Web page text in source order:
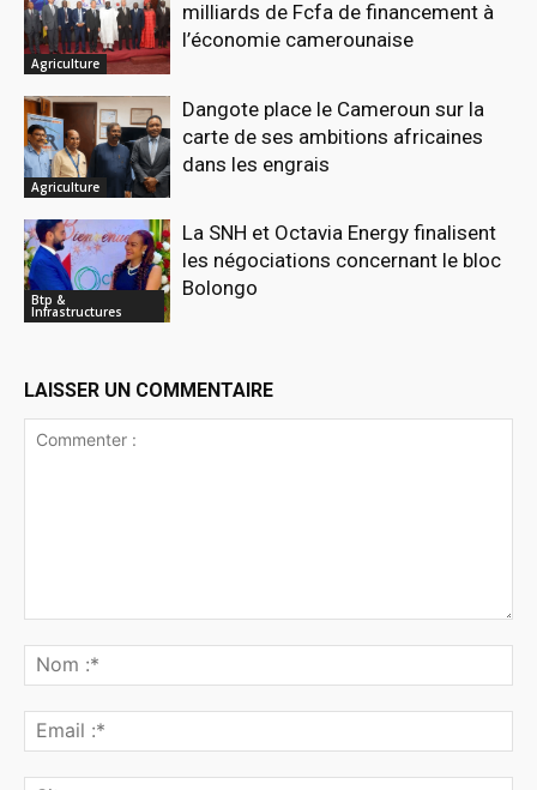
Agriculture
milliards de Fcfa de financement à
l’économie camerounaise
Agriculture
Dangote place le Cameroun sur la
carte de ses ambitions africaines
dans les engrais
Btp &
Infrastructures
La SNH et Octavia Energy finalisent
les négociations concernant le bloc
Bolongo
LAISSER UN COMMENTAIRE
:*
:*